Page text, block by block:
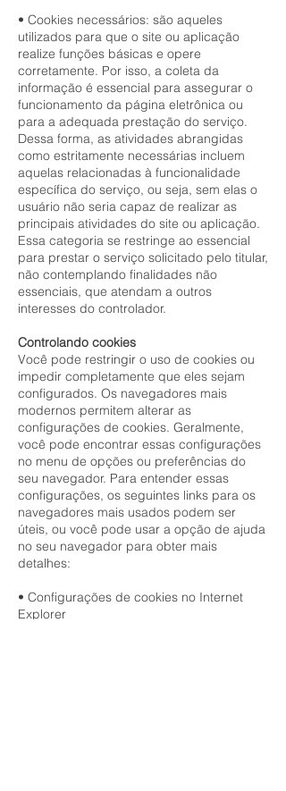
• Cookies necessários: são aqueles
utilizados para que o site ou aplicação
realize funções básicas e opere
corretamente. Por isso, a coleta da
informação é essencial para assegurar o
funcionamento da página eletrônica ou
para a adequada prestação do serviço.
Dessa forma, as atividades abrangidas
como estritamente necessárias incluem
aquelas relacionadas à funcionalidade
específica do serviço, ou seja, sem elas o
usuário não seria capaz de realizar as
principais atividades do site ou aplicação.
Essa categoria se restringe ao essencial
para prestar o serviço solicitado pelo titular,
não contemplando finalidades não
essenciais, que atendam a outros
interesses do controlador.
Controlando cookies
Você pode restringir o uso de cookies ou
impedir completamente que eles sejam
configurados. Os navegadores mais
modernos permitem alterar as
configurações de cookies. Geralmente,
você pode encontrar essas configurações
no menu de opções ou preferências do
seu navegador. Para entender essas
configurações, os seguintes links para os
navegadores mais usados podem ser
úteis, ou você pode usar a opção de ajuda
no seu navegador para obter mais
detalhes:
• Configurações de cookies no Internet
Explorer